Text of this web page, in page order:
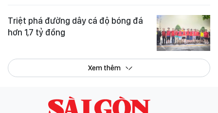
Triệt phá đường dây cá độ bóng đá
hơn 1,7 tỷ đồng
Xem thêm